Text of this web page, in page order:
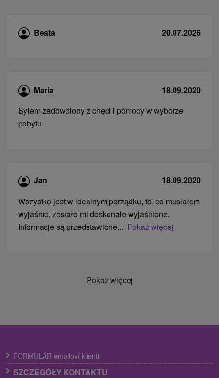
Beata 20.07.2026
Maria
18.09.2020
Byłem zadowolony z chęci i pomocy w wyborze
pobytu.
Jan
18.09.2020
Wszystko jest w idealnym porządku, to, co musiałem
wyjaśnić, zostało mi doskonale wyjaśnione.
Informacje są przedstawione... Pokaż więcej
Pokaż więcej
FORMULÁR emailoví klienti
SZCZEGÓŁY KONTAKTU